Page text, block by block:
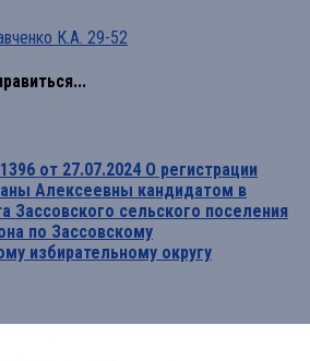
К.А. 29-52
от 27.07.2024 О регистрации
Алексеевны кандидатом в
Зассовского сельского поселения
по Зассовскому
избирательному округу